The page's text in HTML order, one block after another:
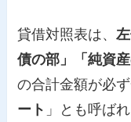
貸借対照表は、
債の部」「純資
の合計金額が必
ート 」とも呼ばれ